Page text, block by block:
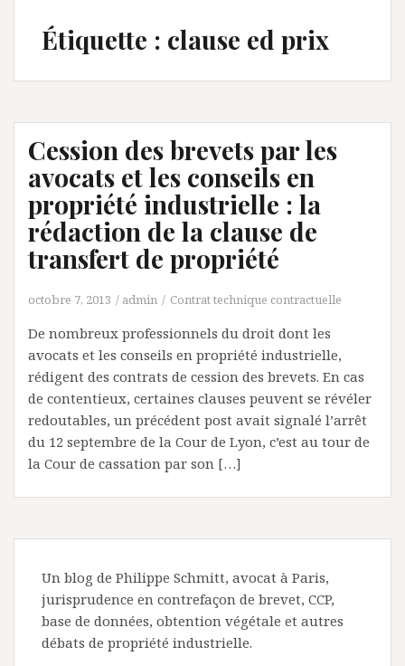
Étiquette : clause ed prix
Cession des brevets par les
avocats et les conseils en
propriété industrielle : la
rédaction de la clause de
transfert de propriété
octobre 7, 2013 admin Contrat technique contractuelle
De nombreux professionnels du droit dont les
avocats et les conseils en propriété industrielle,
rédigent des contrats de cession des brevets. En cas
de contentieux, certaines clauses peuvent se révéler
redoutables, un précédent post avait signalé l’arrêt
du 12 septembre de la Cour de Lyon, c’est au tour de
la Cour de cassation par son […]
Un blog de Philippe Schmitt, avocat à Paris,
jurisprudence en contrefaçon de brevet, CCP,
base de données, obtention végétale et autres
débats de propriété industrielle.